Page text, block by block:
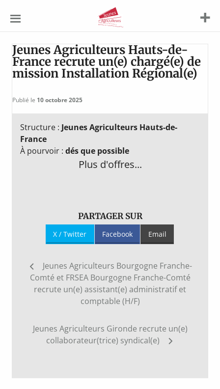
Agriculteurs
Jeunes Agriculteurs Hauts-de-
France recrute un(e) chargé(e) de
mission Installation Régional(e)
Publié le 10 octobre 2025
Structure : Jeunes Agriculteurs Hauts-de-
France
À pourvoir : dés que possible
Plus d'offres...
PARTAGER SUR
X / Twitter Facebook Email
Navigation
de
l’article
Jeunes Agriculteurs Bourgogne Franche-
Comté et FRSEA Bourgogne Franche-Comté
recrute un(e) assistant(e) administratif et
comptable (H/F)
Jeunes Agriculteurs Gironde recrute un(e)
collaborateur(trice) syndical(e)